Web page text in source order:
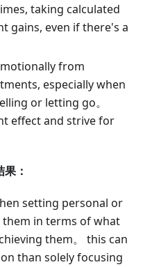
taking calculated
gains, even if there's a
from
especially when
or letting go。
effect and strive for
：
setting personal or
in terms of what
them。 this can
than solely focusing